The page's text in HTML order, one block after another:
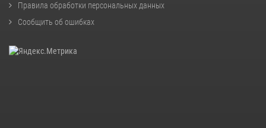
Правила обработки персональных данных
Сообщить об ошибках